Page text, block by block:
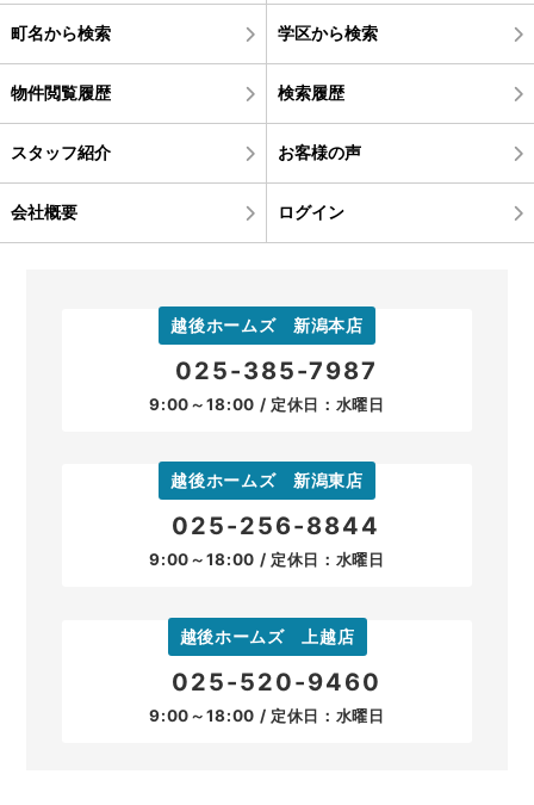
町名から検索 学区から検索
物件閲覧履歴 検索履歴
スタッフ紹介 お客様の声
会社概要 ログイン
越後ホームズ 新潟本店
025-385-7987
9:00～18:00 / 定休日：水曜日
越後ホームズ 新潟東店
025-256-8844
9:00～18:00 / 定休日：水曜日
越後ホームズ 上越店
025-520-9460
9:00～18:00 / 定休日：水曜日